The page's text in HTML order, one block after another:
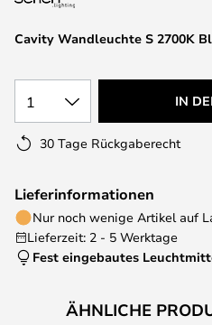
Cavity Wandleuchte S 2700K
1 IN
30 Tage Rückgaberecht
Lieferinformationen
Nur noch wenige Artikel auf
Lieferzeit: 2 - 5 Werktage
Fest eingebautes
ÄHNLICHE